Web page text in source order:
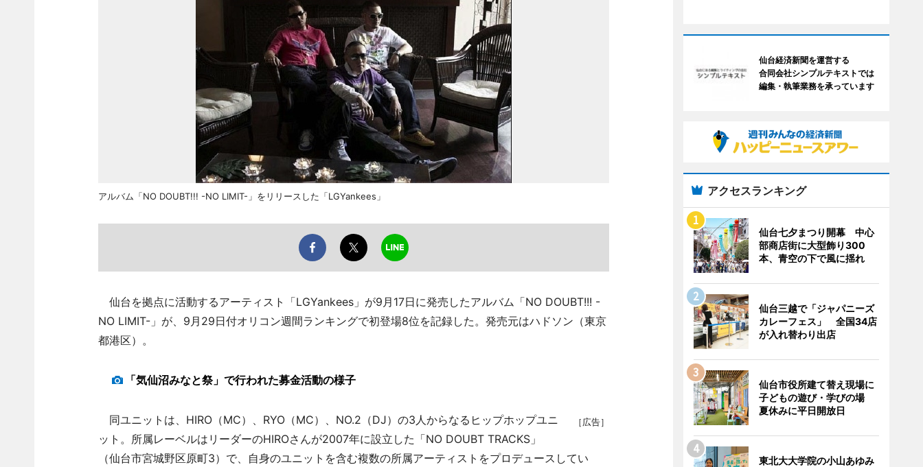
アルバム「NO DOUBT!!! -NO LIMIT-」をリリースした「LGYankees」
仙台を拠点に活動するアーティスト「LGYankees」が9月17日に発売したアルバム「NO DOUBT!!! -
NO LIMIT-」が、9月29日付オリコン週間ランキングで初登場8位を記録した。発売元はハドソン（東京
都港区）。
「気仙沼みなと祭」で行われた募金活動の様子
［広告］
同ユニットは、HIRO（MC）、RYO（MC）、NO.2（DJ）の3人からなるヒップホップユニ
ット。所属レーベルはリーダーのHIROさんが2007年に設立した「NO DOUBT TRACKS」
（仙台市宮城野区原町3）で、自身のユニットを含む複数の所属アーティストをプロデュースしてい
仙台経済新聞を運営する
合同会社シンプルテキストでは
編集・執筆業務を承っています
アクセスランキング
仙台七夕まつり開幕 中心
部商店街に大型飾り300
本、青空の下で風に揺れ
仙台三越で「ジャパニーズ
カレーフェス」 全国34店
が入れ替わり出店
仙台市役所建て替え現場に
子どもの遊び・学びの場
夏休みに平日開放日
東北大大学院の小山あゆみ